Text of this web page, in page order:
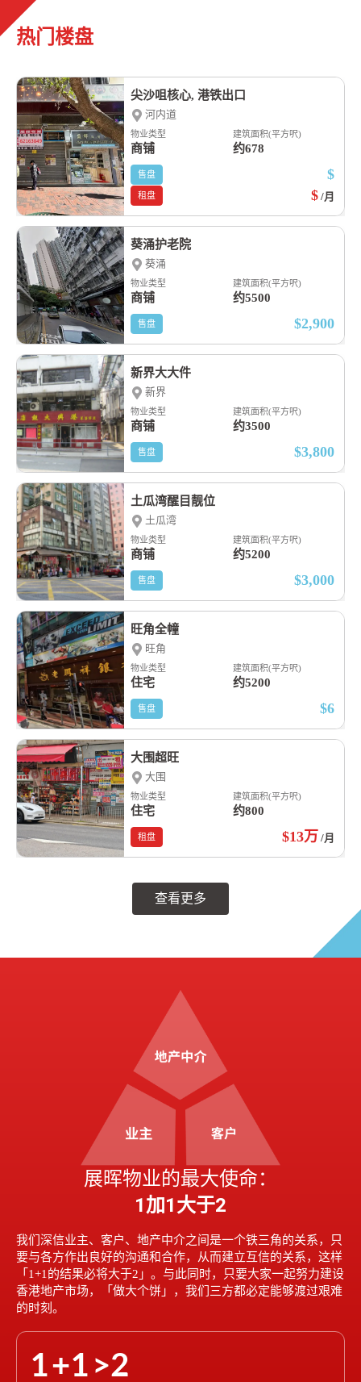
热门楼盘
查看更多
尖沙咀核心, 港铁出口
河内道
物业类型
商铺
建筑面积(平方呎)
约678
售盘 $
租盘 $ /月
葵涌护老院
葵涌
物业类型
商铺
建筑面积(平方呎)
约5500
售盘 $2,900
新界大大件
新界
物业类型
商铺
建筑面积(平方呎)
约3500
售盘 $3,800
土瓜湾醒目靓位
土瓜湾
物业类型
商铺
建筑面积(平方呎)
约5200
售盘 $3,000
旺角全幢
旺角
物业类型
住宅
建筑面积(平方呎)
约5200
售盘 $6
大围超旺
大围
物业类型
住宅
建筑面积(平方呎)
约800
租盘 $13万 /月
展晖物业的最大使命：
1加1大于2
我们深信业主、客户、地产中介之间是一个铁三角的关系，只
要与各方作出良好的沟通和合作，从而建立互信的关系，这样
「1+1的结果必将大于2」。与此同时，只要大家一起努力建设
香港地产市场，「做大个饼」，我们三方都必定能够渡过艰难
的时刻。
1 1 2